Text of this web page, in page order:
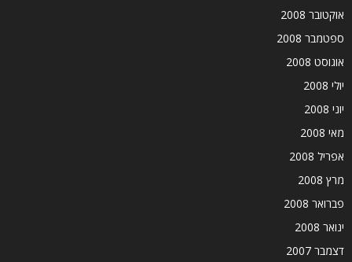
אוקטובר 2008
ספטמבר 2008
אוגוסט 2008
יולי 2008
יוני 2008
מאי 2008
אפריל 2008
מרץ 2008
פברואר 2008
ינואר 2008
דצמבר 2007